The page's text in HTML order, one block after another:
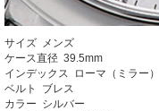
サイズ メンズ
ケース直径 39.5mm
インデックス ローマ（ミラー）
ベルト ブレス
カラー シルバー